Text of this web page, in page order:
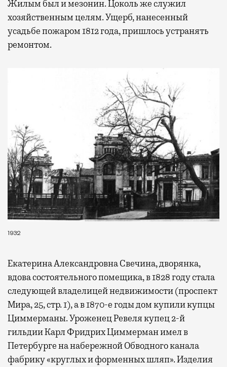
Жилым был и мезонин. Цоколь же служил
хозяйственным целям. Ущерб, нанесенный
усадьбе пожаром 1812 года, пришлось устранять
ремонтом.
1932
Екатерина Александровна Свечина, дворянка,
вдова состоятельного помещика, в 1828 году стала
следующей владелицей недвижимости (проспект
Мира, 25, стр. 1), а в 1870-е годы дом купили купцы
Циммерманы. Уроженец Ревеля купец 2-й
гильдии Карл Фридрих Циммерман имел в
Петербурге на набережной Обводного канала
фабрику «круглых и форменных шляп». Изделия